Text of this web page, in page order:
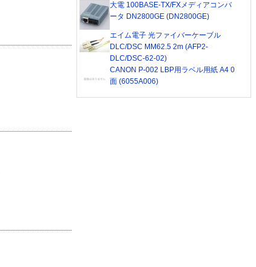
大電 100BASE-TX/FXメディアコンバ
ータ DN2800GE (DN2800GE)
エイム電子 光ファイバーケーブル
DLC/DSC MM62.5 2m (AFP2-
DLC/DSC-62-02)
CANON P-002 LBP用ラベル用紙 A4 0
面 (6055A006)